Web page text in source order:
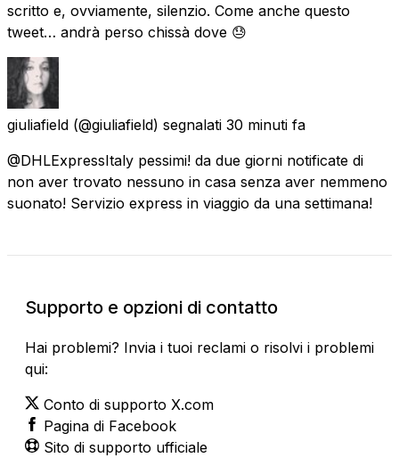
scritto e, ovviamente, silenzio. Come anche questo
tweet… andrà perso chissà dove 😓
giuliafield (@giuliafield) segnalati 30 minuti fa
@DHLExpressItaly pessimi! da due giorni notificate di
non aver trovato nessuno in casa senza aver nemmeno
suonato! Servizio express in viaggio da una settimana!
Supporto e opzioni di contatto
Hai problemi? Invia i tuoi reclami o risolvi i problemi
qui:
Conto di supporto X.com
Pagina di Facebook
Sito di supporto ufficiale